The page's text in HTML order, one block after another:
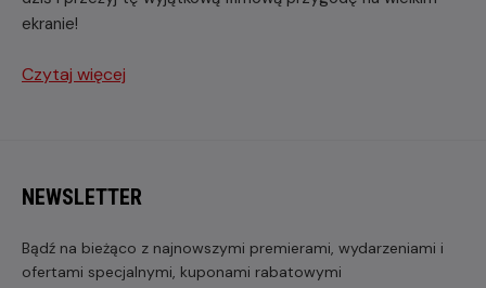
ekranie!
Czytaj więcej
NEWSLETTER
Bądź na bieżąco z najnowszymi premierami, wydarzeniami i
ofertami specjalnymi, kuponami rabatowymi